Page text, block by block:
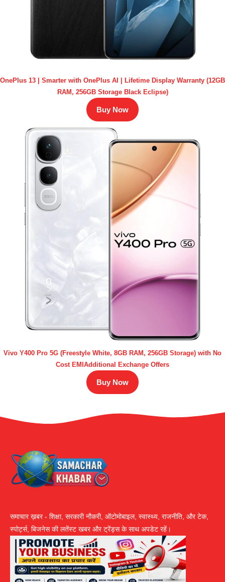
OnePlus 13 | Smarter with OnePlus AI | Lifetime Display Warranty (12GB
RAM, 256GB Storage Black Eclipse)
Buy Now
Vivo Y400 Pro 5G (Freestyle White, 8GB RAM, 256GB Storage) with No
Cost EMIAdditional Exchange Offers
Buy Now
समाचार ख़बर - शिक्षा, सरकारी नौकरी, ऑटोमोबाइल, स्वास्थ्य, राजनीति, और टेक,
स्पोर्ट्स, बिजनेस की लतेंस्ट खबर और ट्रेंड्स के साथ अपडेट रहें।